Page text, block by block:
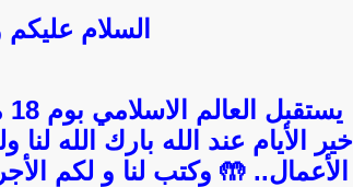
السلام
يستقبل العالم الاسلامي بوم 18 ماي فاتح شهر ذي
خير الأيام عند الله بارك الله
الأعمال.. 🤲 وكتب لنا و لكم